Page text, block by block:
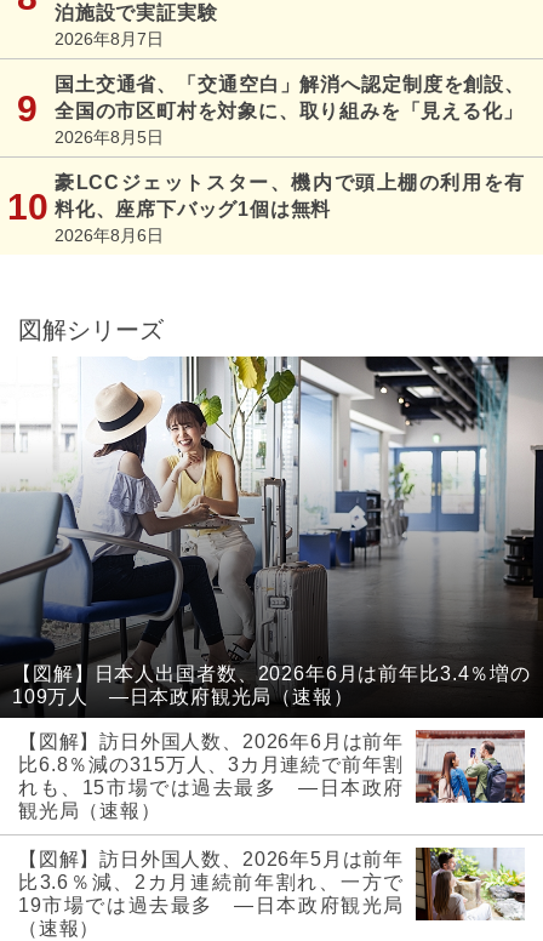
泊施設で実証実験
2026年8月7日
国土交通省、「交通空白」解消へ認定制度を創設、
全国の市区町村を対象に、取り組みを「見える化」
2026年8月5日
豪LCCジェットスター、機内で頭上棚の利用を有
料化、座席下バッグ1個は無料
2026年8月6日
図解シリーズ
【図解】日本人出国者数、2026年6月は前年比3.4％増の
109万人 ―日本政府観光局（速報）
【図解】訪日外国人数、2026年6月は前年
比6.8％減の315万人、3カ月連続で前年割
れも、15市場では過去最多 ―日本政府
観光局（速報）
【図解】訪日外国人数、2026年5月は前年
比3.6％減、2カ月連続前年割れ、一方で
19市場では過去最多 ―日本政府観光局
（速報）